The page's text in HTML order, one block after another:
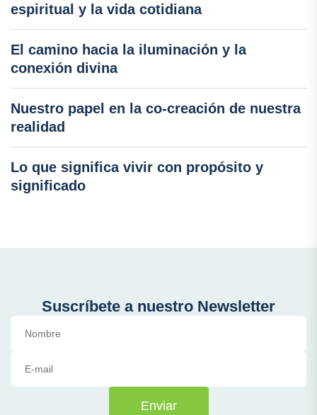
espiritual y la vida cotidiana
El camino hacia la iluminación y la
conexión divina
Nuestro papel en la co-creación de nuestra
realidad
Lo que significa vivir con propósito y
significado
Suscríbete a nuestro Newsletter
Enviar